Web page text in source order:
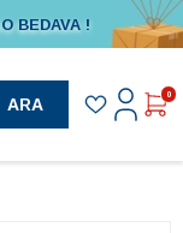
BEDAVA !
ARA
0